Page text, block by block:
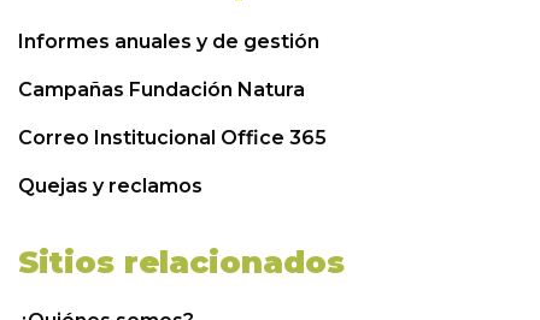
Informes anuales y de gestión
Campañas Fundación Natura
Correo Institucional Office 365
Quejas y reclamos
Sitios relacionados